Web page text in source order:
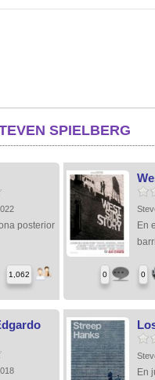
SPIELBERG
posterior
1,062
En
0 0
En